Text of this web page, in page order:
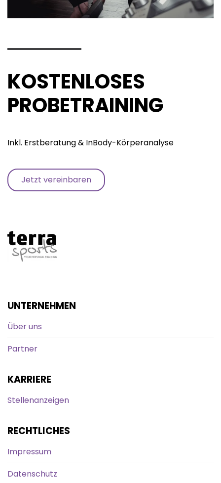
KOSTENLOSES
PROBETRAINING
Inkl. Erstberatung & InBody-Körperanalyse
Jetzt vereinbaren
UNTERNEHMEN
Über uns
Partner
KARRIERE
Stellenanzeigen
RECHTLICHES
Impressum
Datenschutz